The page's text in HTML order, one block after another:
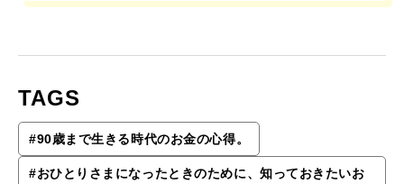
TAGS
#90歳まで生きる時代のお金の心得。
#おひとりさまになったときのために、知っておきたいお